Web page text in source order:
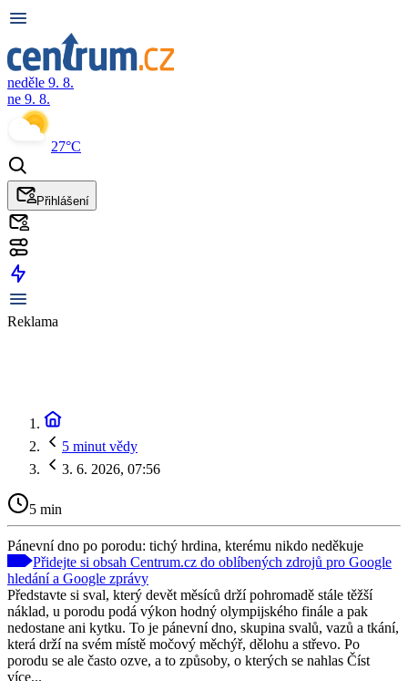
neděle 9. 8.
ne 9. 8.
27°C
Přihlášení
Reklama
5 minut vědy
3. 6. 2026, 07:56
5 min
Pánevní dno po porodu: tichý hrdina, kterému nikdo neděkuje
Přidejte si obsah Centrum.cz do oblíbených zdrojů pro Google
hledání a Google zprávy
Představte si sval, který devět měsíců drží pohromadě stále těžší
náklad, u porodu podá výkon hodný olympijského finále a pak
nedostane ani kytku. To je pánevní dno, skupina svalů, vazů a tkání,
která drží na svém místě močový měchýř, dělohu a střevo. Po
porodu se ale často ozve, a to způsoby, o kterých se nahlas Číst
více...